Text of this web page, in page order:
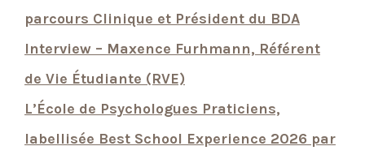
parcours Clinique et Président du BDA
Interview – Maxence Furhmann, Référent
de Vie Étudiante (RVE)
L’École de Psychologues Praticiens,
labellisée Best School Experience 2026 par